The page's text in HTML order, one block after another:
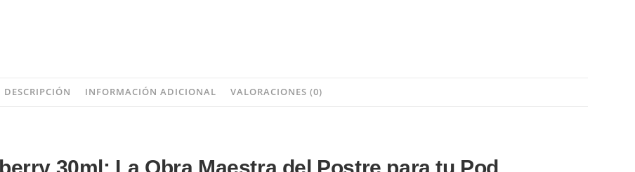
DESCRIPCIÓN INFORMACIÓN ADICIONAL VALORACIONES (0)
30ml: La Obra Maestra del Postre para tu Pod